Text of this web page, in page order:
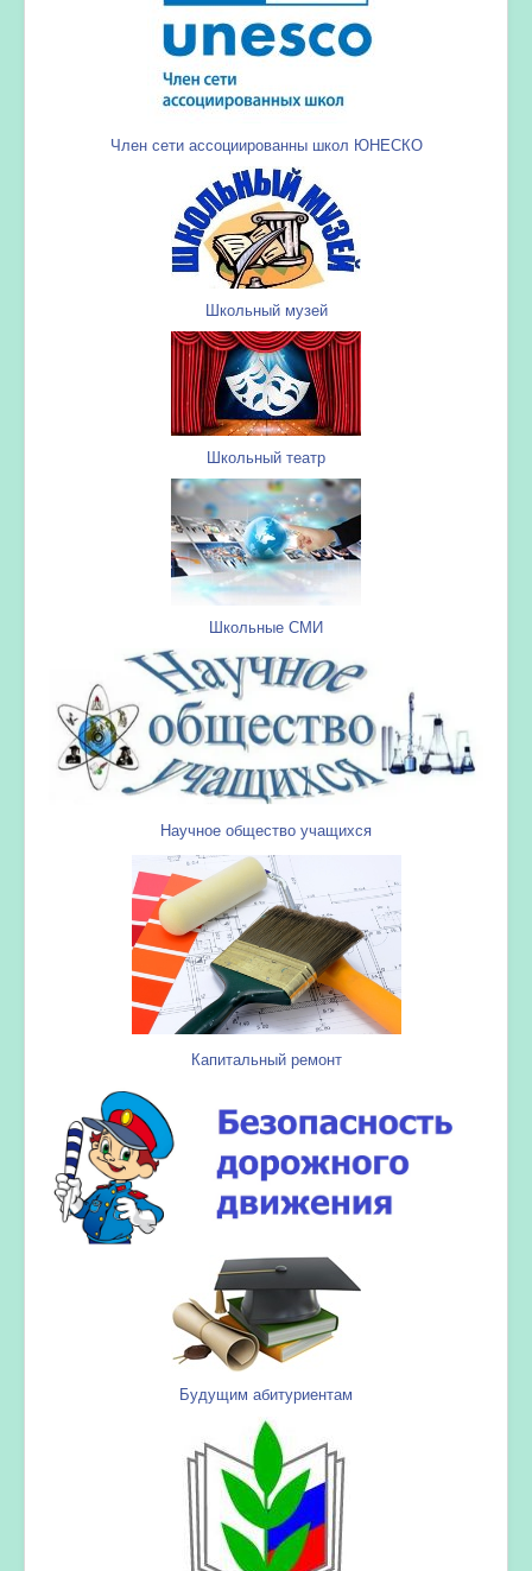
Член сети ассоциированны школ ЮНЕСКО
Школьный музей
Школьный театр
Школьные СМИ
Научное общество учащихся
Капитальный ремонт
Будущим абитуриентам